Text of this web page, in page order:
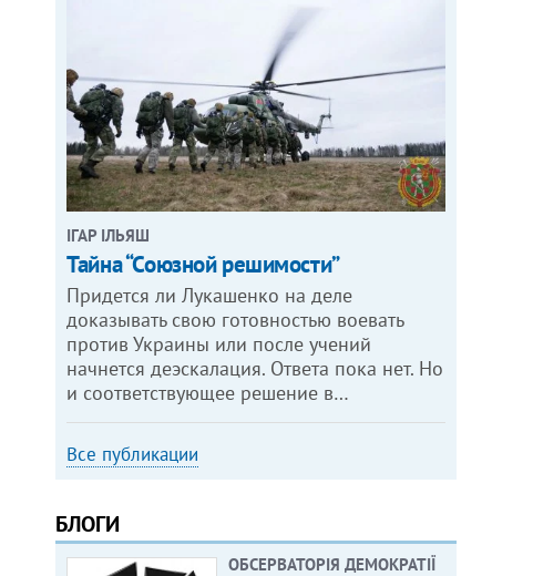
ІГАР ІЛЬЯШ
Тайна “Союзной решимости”
Придется ли Лукашенко на деле
доказывать свою готовностью воевать
против Украины или после учений
начнется деэскалация. Ответа пока нет. Но
и соответствующее решение в…
Все публикации
БЛОГИ
ОБСЕРВАТОРІЯ ДЕМОКРАТІЇ